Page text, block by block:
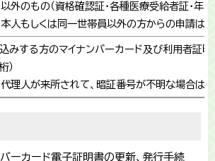
外のもの（資格確認証・各種医療受給者証・年
本人もしくは同一世帯員以外の方からの申請は
みする方のマイナンバーカード及び利用者証
）
代理人が来所されて、暗証番号が不明な場合は
バーカード電子証明書の更新、発行手続